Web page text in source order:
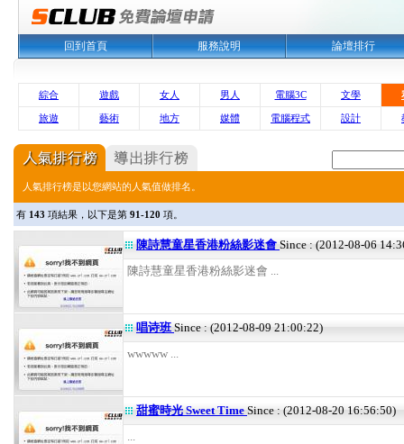
回到首頁 服務說明 論壇排行
綜合 遊戲 女人 男人 電腦3C 文學
旅遊 藝術 地方 媒體 電腦程式 設計
人氣排行榜是以您網站的人氣值做排名。
有 143 項結果，以下是第 91-120 項。
陳詩慧童星香港粉絲影迷會 Since : (2012-08-06
陳詩慧童星香港粉絲影迷會 ...
唱诗班Since : (2012-08-09 21:00:22)
wwwww ...
甜蜜時光 Sweet Time Since : (2012-08-20 16:56:50)
...